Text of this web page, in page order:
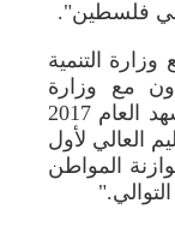
مع وزارة التنمية
مع وزارة
التربية والتعليم العالي بذات المنهجية، وشهد العام 2017
العالي لأول
المواطن